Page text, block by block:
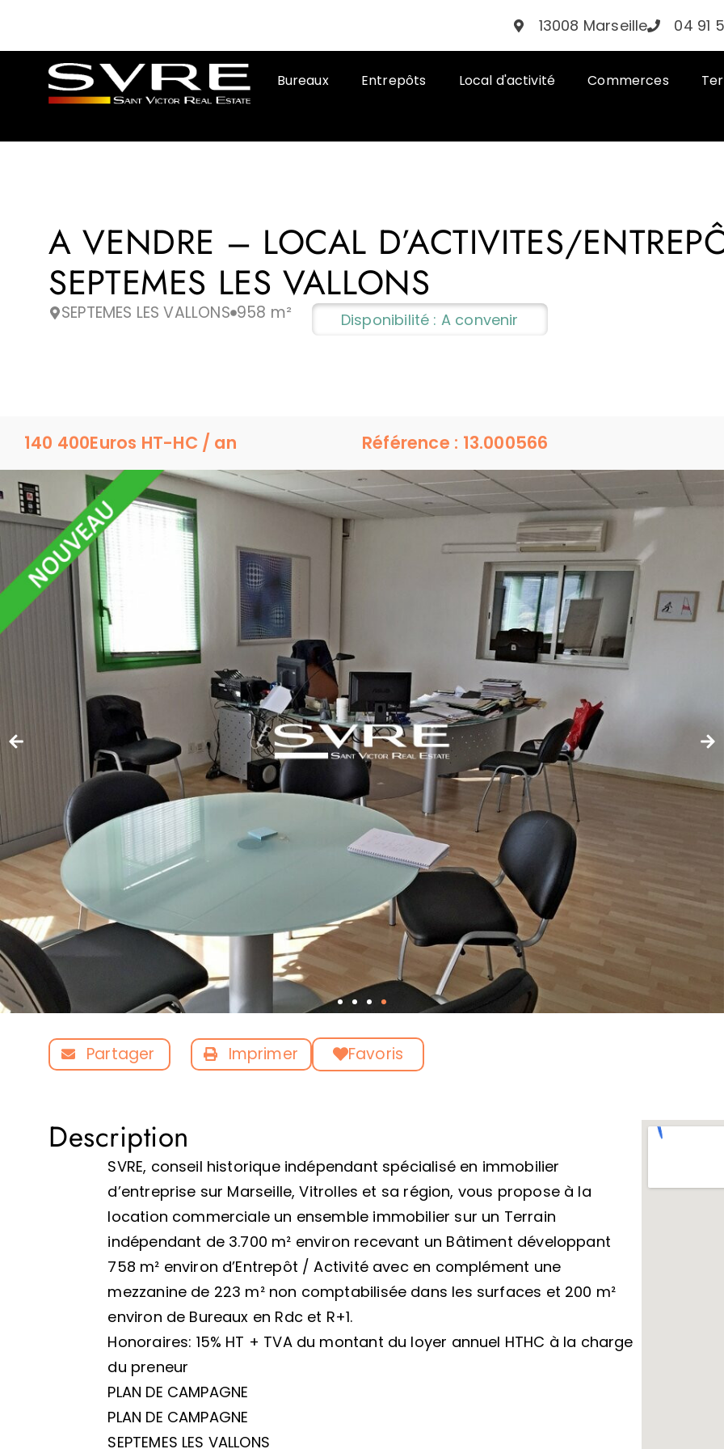
13008 Marseille 04 91
Bureaux Entrepôts Local d'activité Commerces
A VENDRE – LOCAL D’ACTIVITES/
SEPTEMES LES VALLONS
SEPTEMES LES VALLONS 958 m² Disponibilité : A convenir
140 400Euros HT-HC / an Référence : 13.000566
Partager Imprimer Favoris
Description
SVRE, conseil historique indépendant spécialisé en immobilier
d’entreprise sur Marseille, Vitrolles et sa région, vous propose à la
location commerciale un ensemble immobilier sur un Terrain
indépendant de 3.700 m² environ recevant un Bâtiment développant
758 m² environ d’Entrepôt / Activité avec en complément une
mezzanine de 223 m² non comptabilisée dans les surfaces et 200 m²
environ de Bureaux en Rdc et R+1.
Honoraires: 15% HT + TVA du montant du loyer annuel HTHC à la charge
du preneur
PLAN DE CAMPAGNE
PLAN DE CAMPAGNE
SEPTEMES LES VALLONS